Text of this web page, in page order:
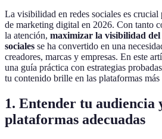
La visibilidad en redes sociales es crucial
de marketing digital en 2026. Con tanto
la atención, maximizar la visibilidad del
sociales se ha convertido en una
creadores, marcas y empresas. En este
una guía práctica con estrategias
tu contenido brille en las plataformas más
1. Entender tu audiencia
plataformas adecuadas